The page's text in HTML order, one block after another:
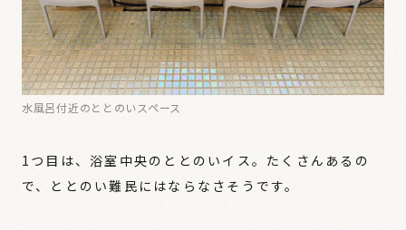
水風呂付近のととのいスペース
1つ目は、浴室中央のととのいイス。たくさんあるの
で、ととのい難民にはならなさそうです。